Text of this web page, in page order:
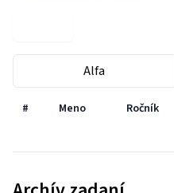
Alfa
# Meno Ročník